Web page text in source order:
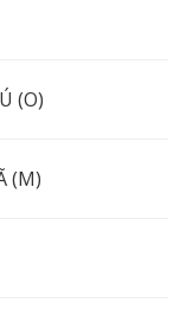
(O)
(M)